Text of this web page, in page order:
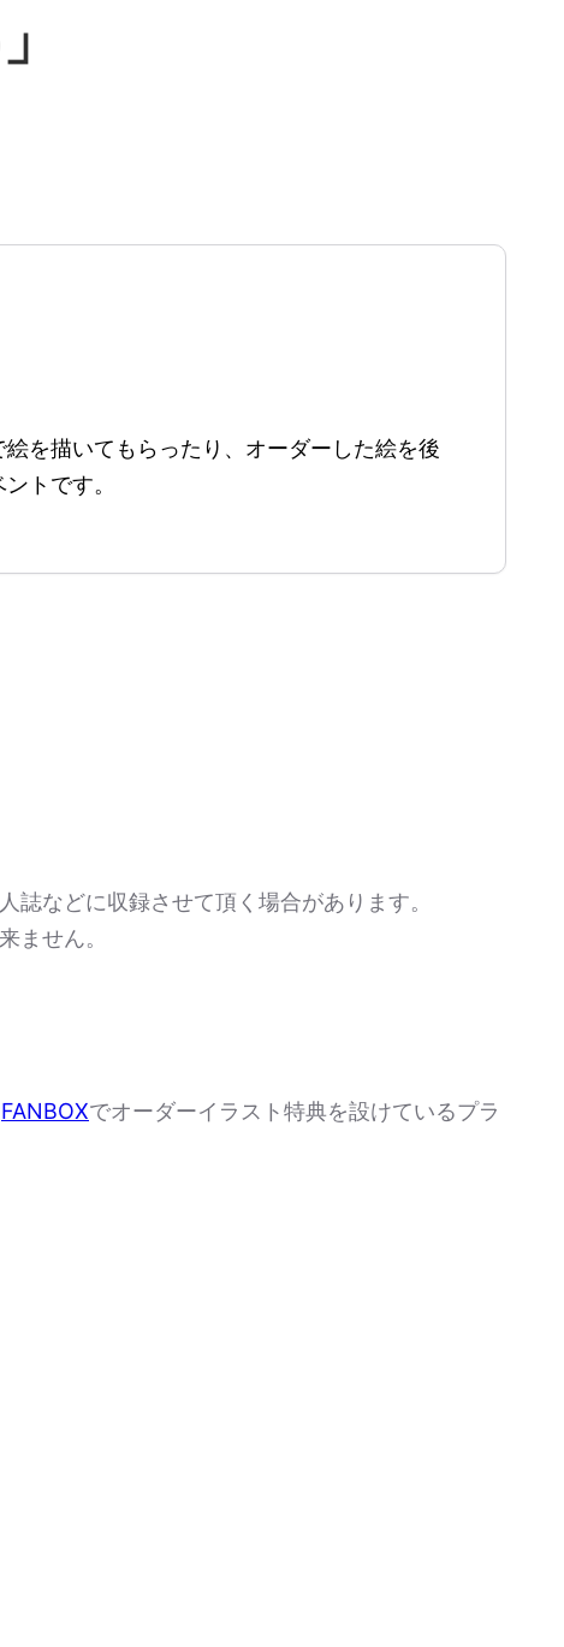
を描いてもらったり、オーダーした絵を後
トです。
などに収録させて頂く場合があります。
ません。
FANBOXでオーダーイラスト特典を設けているプラ